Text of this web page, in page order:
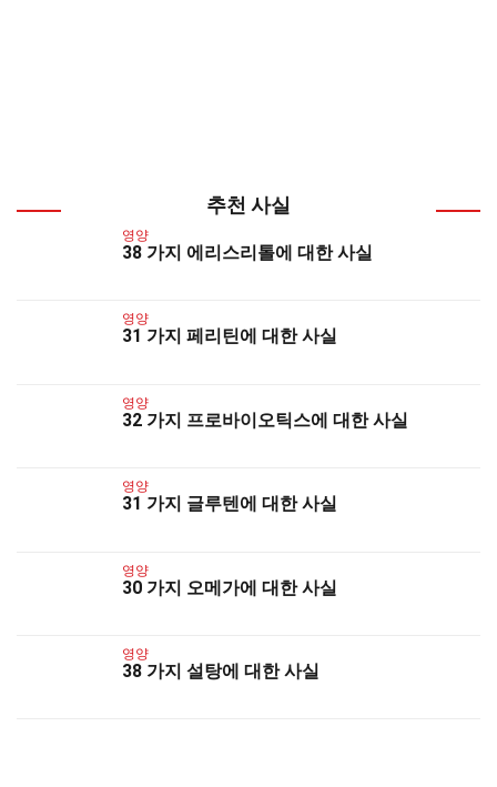
추천 사실
영양
38 가지 에리스리톨에 대한 사실
영양
31 가지 페리틴에 대한 사실
영양
32 가지 프로바이오틱스에 대한 사실
영양
31 가지 글루텐에 대한 사실
영양
30 가지 오메가에 대한 사실
영양
38 가지 설탕에 대한 사실